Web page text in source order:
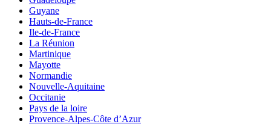
Guyane
Hauts-de-France
Ile-de-France
La Réunion
Martinique
Mayotte
Normandie
Nouvelle-Aquitaine
Occitanie
Pays de la loire
Provence-Alpes-Côte d’Azur